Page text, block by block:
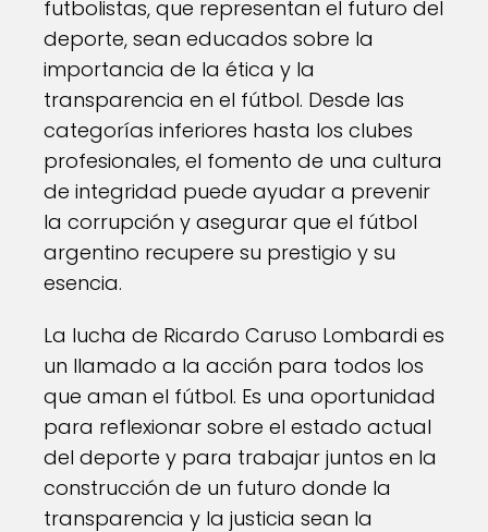
futbolistas, que representan el futuro del
deporte, sean educados sobre la
importancia de la ética y la
transparencia en el fútbol. Desde las
categorías inferiores hasta los clubes
profesionales, el fomento de una cultura
de integridad puede ayudar a prevenir
la corrupción y asegurar que el fútbol
argentino recupere su prestigio y su
esencia.
La lucha de Ricardo Caruso Lombardi es
un llamado a la acción para todos los
que aman el fútbol. Es una oportunidad
para reflexionar sobre el estado actual
del deporte y para trabajar juntos en la
construcción de un futuro donde la
transparencia y la justicia sean la